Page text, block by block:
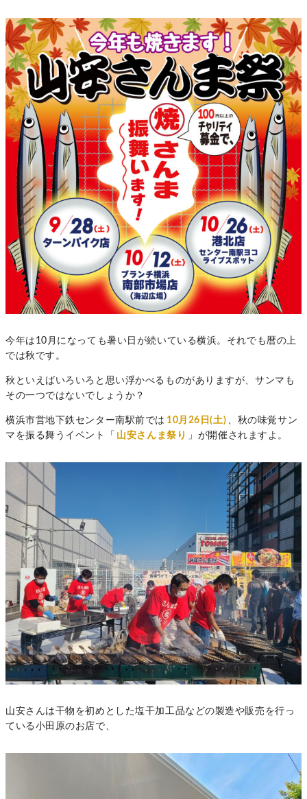
今年は10月になっても暑い日が続いている横浜。それでも暦の上
では秋です。
秋といえばいろいろと思い浮かべるものがありますが、サンマも
その一つではないでしょうか？
横浜市営地下鉄センター南駅前では 10月26日(土) 、秋の味覚サン
マを振る舞うイベント「 山安さんま祭り 」が開催されますよ。
山安さんは干物を初めとした塩干加工品などの製造や販売を行っ
ている小田原のお店で、